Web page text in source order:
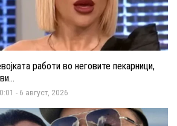
работи во неговите пекарници,
- 6 август, 2026